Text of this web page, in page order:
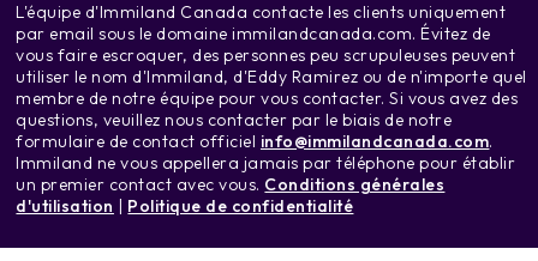
L'équipe d'Immiland Canada contacte les clients uniquement
par email sous le domaine immilandcanada.com. Évitez de
vous faire escroquer, des personnes peu scrupuleuses peuvent
utiliser le nom d'Immiland, d'Eddy Ramirez ou de n'importe quel
membre de notre équipe pour vous contacter. Si vous avez des
questions, veuillez nous contacter par le biais de notre
formulaire de contact officiel info@immilandcanada.com.
Immiland ne vous appellera jamais par téléphone pour établir
un premier contact avec vous. Conditions générales
d'utilisation
Politique de confidentialité